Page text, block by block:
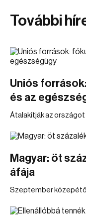
További
Uniós
és az
Átalakítják az
Magyar: öt
áfája
Szeptember